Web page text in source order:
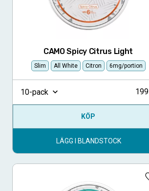
CAMO Spicy Citrus Light
Slim All White Citron 6mg/portion
10-pack 199
KÖP
LÄGG I BLANDSTOCK